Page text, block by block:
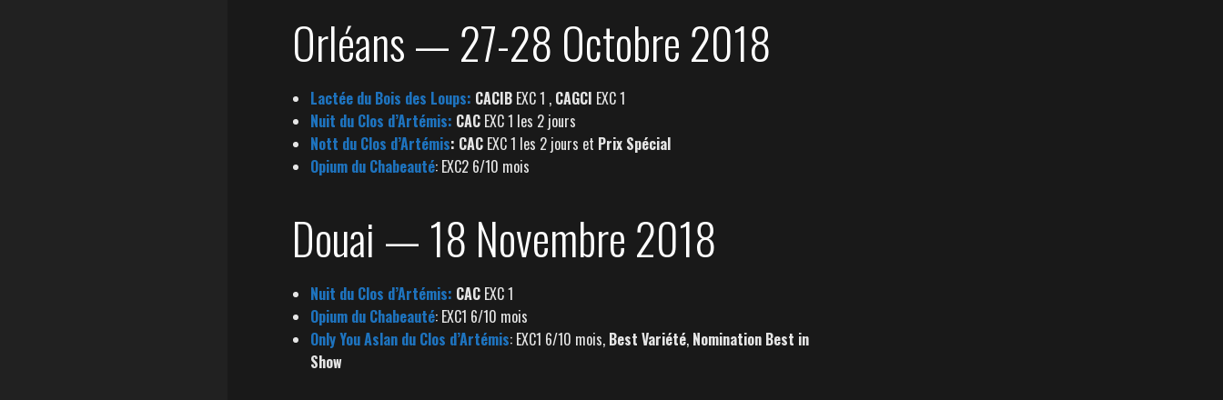
Orléans — 27-28 Octobre 2018
Lactée du Bois des Loups: CACIB EXC 1 , CAGCI EXC 1
Nuit du Clos d’Artémis: CAC EXC 1 les 2 jours
Nott du Clos d’Artémis: CAC EXC 1 les 2 jours et Prix Spécial
Opium du Chabeauté: EXC2 6/10 mois
Douai — 18 Novembre 2018
Nuit du Clos d’Artémis: CAC EXC 1
Opium du Chabeauté: EXC1 6/10 mois
Only You Aslan du Clos d’Artémis: EXC1 6/10 mois, Best Variété, Nomination Best in
Show